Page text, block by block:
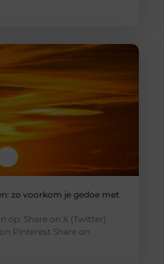
zo voorkom je gedoe met
op: Share on X (Twitter)
Pinterest Share on